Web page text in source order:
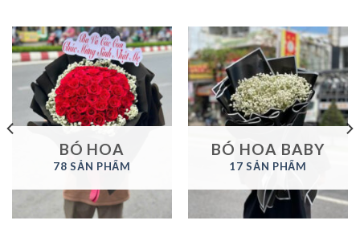
BÓ HOA
78 SẢN PHẨM
BÓ HOA BABY
17 SẢN PHẨM